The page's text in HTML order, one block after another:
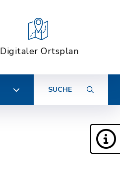
Digitaler Ortsplan
SUCHE